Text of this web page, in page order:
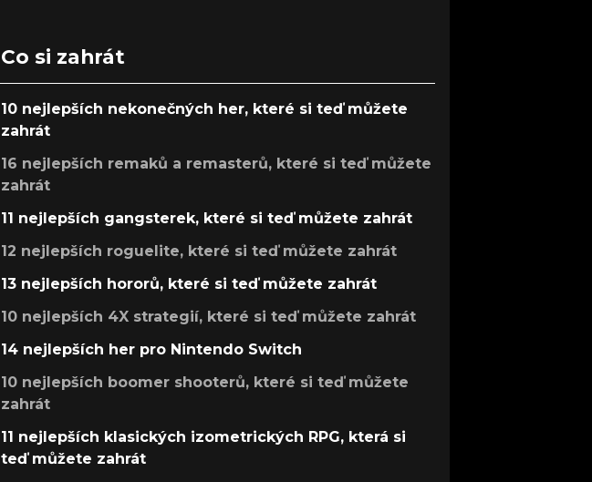
Co si zahrát
10 nejlepších nekonečných her, které si teď můžete
zahrát
16 nejlepších remaků a remasterů, které si teď můžete
zahrát
11 nejlepších gangsterek, které si teď můžete zahrát
12 nejlepších roguelite, které si teď můžete zahrát
13 nejlepších hororů, které si teď můžete zahrát
10 nejlepších 4X strategií, které si teď můžete zahrát
14 nejlepších her pro Nintendo Switch
10 nejlepších boomer shooterů, které si teď můžete
zahrát
11 nejlepších klasických izometrických RPG, která si
teď můžete zahrát